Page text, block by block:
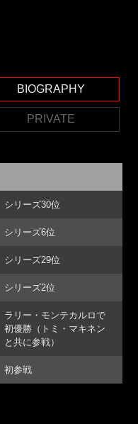
BIOGRAPHY
PRIVATE
シリーズ30位
シリーズ6位
シリーズ29位
シリーズ2位
ラリー・モンテカルロで
初優勝（トミ・マキネン
と共に参戦）
初参戦